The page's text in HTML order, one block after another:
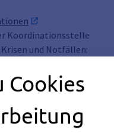
Koordinationsstelle
und Notfällen:
Cookies